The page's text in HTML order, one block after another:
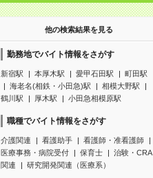
他の検索結果を見る
勤務地でバイト情報をさがす
新宿駅 本厚木駅 愛甲石田駅
町田駅
海老名(相鉄・小田急)駅
相模大野駅
鶴川駅
厚木駅 小田急相模原駅
職種でバイト情報をさがす
介護関連 看護助手
看護師・准看護師
医療事務・病院受付
保育士
治験・CRA
関連
研究開発関連（医療系）